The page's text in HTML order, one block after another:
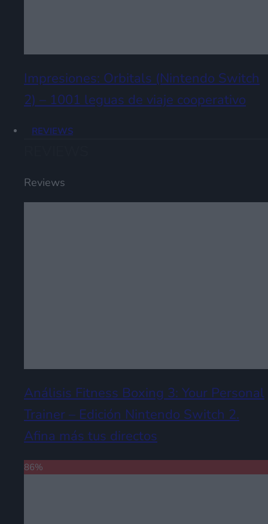
Impresiones: Orbitals (Nintendo Switch
2) – 1001 leguas de viaje cooperativo
REVIEWS
Reviews
Análisis Fitness Boxing 3: Your Personal
Trainer – Edición Nintendo Switch 2.
Afina más tus directos
86%